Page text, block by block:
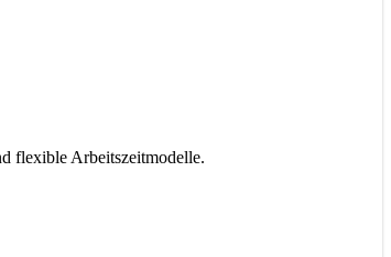
flexible Arbeitszeitmodelle.